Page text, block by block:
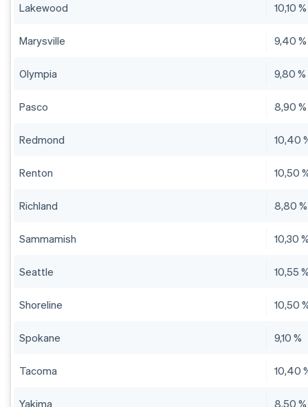
Lakewood 10,10 %
Marysville 9,40 %
Olympia 9,80 %
Pasco 8,90 %
Redmond 10,40
Renton 10,50
Richland 8,80 %
Sammamish 10,30
Seattle 10,55
Shoreline 10,50
Spokane 9,10 %
Tacoma 10,40
Yakima 8,50 %